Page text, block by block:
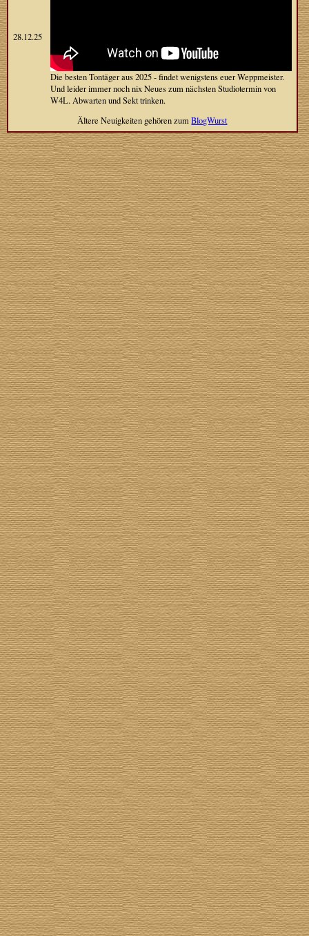
28.12.25
Die besten Tontäger aus 2025 - findet wenigstens euer Weppmeister.
Und leider immer noch nix Neues zum nächsten Studiotermin von
W4L. Abwarten und Sekt trinken.
Ältere Neuigkeiten gehören zumBlogWurst